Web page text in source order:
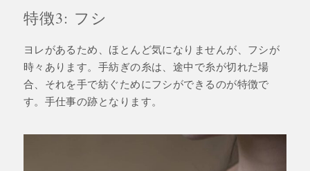
特徴3: フシ
ヨレがあるため、ほとんど気になりませんが、フシが
時々あります。手紡ぎの糸は、途中で糸が切れた場
合、それを手で紡ぐためにフシができるのが特徴で
す。手仕事の跡となります。